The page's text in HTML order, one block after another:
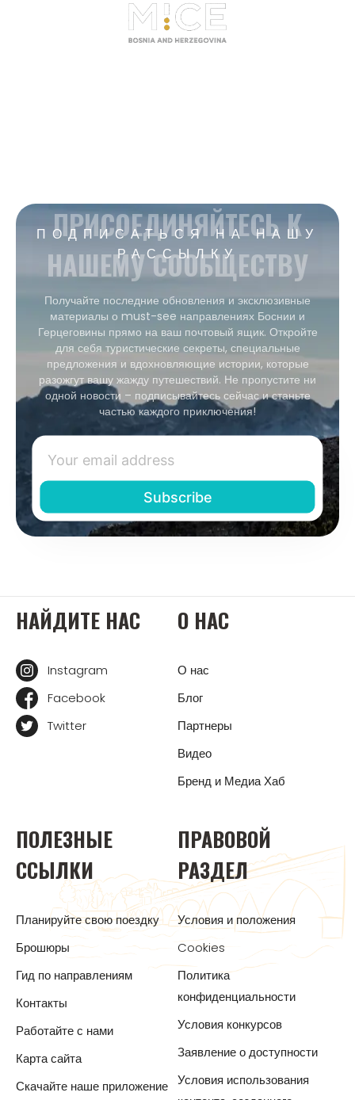
ПОДПИСАТЬСЯ НА НАШУ
РАССЫЛКУ
ПРИСОЕДИНЯЙТЕСЬ К
НАШЕМУ СООБЩЕСТВУ
Получайте последние обновления и эксклюзивные
материалы о must-see направлениях Боснии и
Герцеговины прямо на ваш почтовый ящик. Откройте
для себя туристические секреты, специальные
предложения и вдохновляющие истории, которые
разожгут вашу жажду путешествий. Не пропустите ни
одной новости – подписывайтесь сейчас и станьте
частью каждого приключения!
НАЙДИТЕ НАС
Instagram
Facebook
Twitter
О НАС
О нас
Блог
Партнеры
Видео
Бренд и Медиа Хаб
ПОЛЕЗНЫЕ
ССЫЛКИ
Планируйте свою поездку
Брошюры
Гид по направлениям
Контакты
Работайте с нами
Карта сайта
Скачайте наше приложение
ПРАВОВОЙ
РАЗДЕЛ
Условия и положения
Cookies
Политика
конфиденциальности
Условия конкурсов
Заявление о доступности
Условия использования